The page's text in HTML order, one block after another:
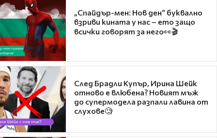
„Спайдър-мен: Нов ден“ буквално
взриви кината у нас – ето защо
всички говорят за него👀🎬
След Брадли Купър, Ирина Шейк
отново е влюбена? Новият мъж
до супермодела разпали лавина от
слухове🧐